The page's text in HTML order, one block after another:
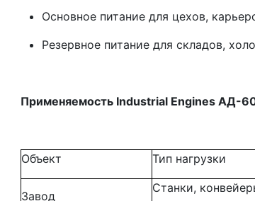
Основное питание для цехов,
Резервное питание для складов,
Применяемость Industrial Engines АД-
Объект Тип нагрузки
Завод
Станки,